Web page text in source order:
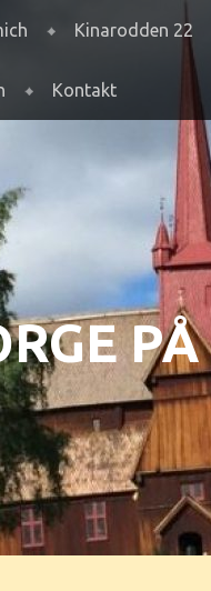
Kinarodden 22
Kontakt